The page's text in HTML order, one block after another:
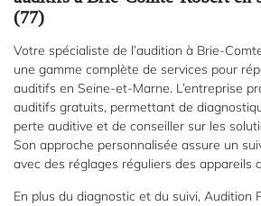
(77)
Votre spécialiste de l’audition à Brie-
une gamme complète de services pour
auditifs en Seine-et-Marne. L’entreprise
auditifs gratuits, permettant de
perte auditive et de conseiller sur les
Son approche personnalisée assure un
avec des réglages réguliers des appareils
En plus du diagnostic et du suivi, Audition